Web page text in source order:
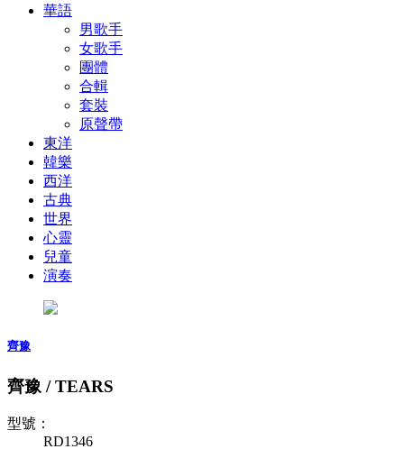
華語
男歌手
女歌手
團體
合輯
套裝
原聲帶
東洋
韓樂
西洋
古典
世界
心靈
兒童
演奏
齊豫
齊豫 / TEARS
型號：
RD1346